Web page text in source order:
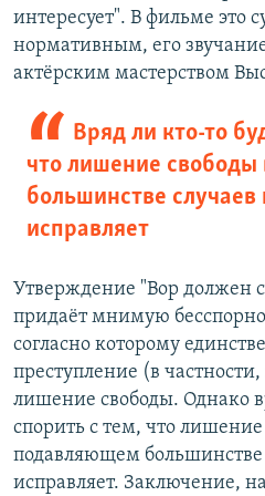
интересует". В фильме это
нормативным, его
актёрским мастерством
Вряд ли кто-то
что лишение
большинстве случаев
исправляет
Утверждение "Вор должен
придаёт мнимую
согласно которому
преступление (в
лишение свободы. Однако
спорить с тем, что лишение
подавляющем большинстве
исправляет. Заключение,